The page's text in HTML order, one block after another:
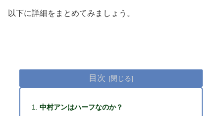
以下に詳細をまとめてみましょう。
目次
中村アンはハーフなのか？